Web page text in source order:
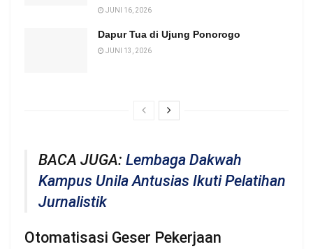
JUNI 16, 2026
Dapur Tua di Ujung Ponorogo
JUNI 13, 2026
BACA JUGA: Lembaga Dakwah
Kampus Unila Antusias Ikuti Pelatihan
Jurnalistik
Otomatisasi Geser Pekerjaan